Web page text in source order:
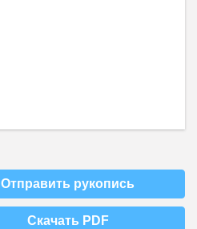
Отправить рукопись
Скачать PDF